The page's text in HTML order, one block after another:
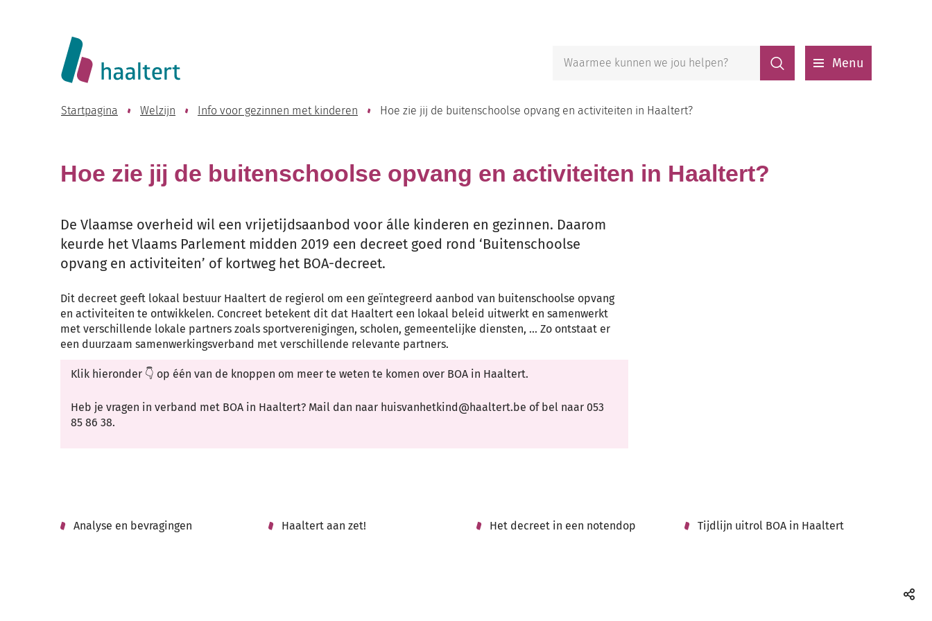
Website
Lokaal
Haaltert
Menu
kunnen
helpen?
Zoeken
Startpagina Welzijn Info voor gezinnen met kinderen Hoe zie jij de buitenschoolse opvang en activiteiten in Haaltert?
Hoe zie jij de buitenschoolse opvang en activiteiten in Haaltert?
De Vlaamse overheid wil een vrijetijdsaanbod voor álle kinderen en gezinnen. Daarom
keurde het Vlaams Parlement midden 2019 een decreet goed rond ‘Buitenschoolse
opvang en activiteiten’ of kortweg het BOA-decreet.
Dit decreet geeft lokaal bestuur Haaltert de regierol om een geïntegreerd aanbod van buitenschoolse opvang
en activiteiten te ontwikkelen. Concreet betekent dit dat Haaltert een lokaal beleid uitwerkt en samenwerkt
met verschillende lokale partners zoals sportverenigingen, scholen, gemeentelijke diensten, ... Zo ontstaat er
een duurzaam samenwerkingsverband met verschillende relevante partners.
Klik hieronder 👇 op één van de knoppen om meer te weten te komen over BOA in Haaltert.
Heb je vragen in verband met BOA in Haaltert? Mail dan naar huisvanhetkind@haaltert.be of bel naar 053
85 86 38.
Thema's
Analyse en bevragingen Haaltert aan zet! Het decreet in een notendop Tijdlijn uitrol BOA in Haaltert